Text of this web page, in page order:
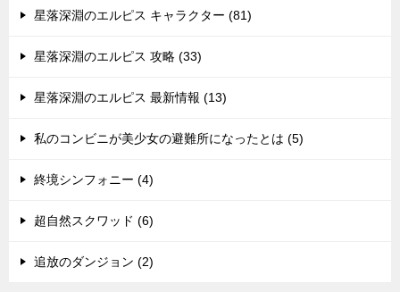
星落深淵のエルピス キャラクター (81)
星落深淵のエルピス 攻略 (33)
星落深淵のエルピス 最新情報 (13)
私のコンビニが美少女の避難所になったとは (5)
終境シンフォニー (4)
超自然スクワッド (6)
追放のダンジョン (2)